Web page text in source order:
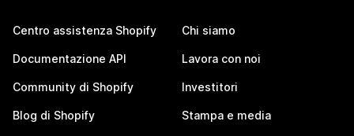
Centro assistenza Shopify
Documentazione API
Community di Shopify
Blog di Shopify
Chi siamo
Lavora con noi
Investitori
Stampa e media